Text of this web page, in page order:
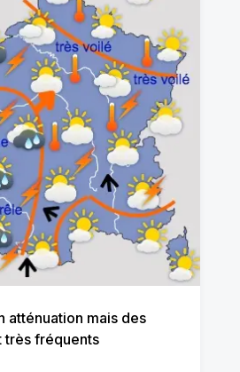
atténuation mais des
très fréquents